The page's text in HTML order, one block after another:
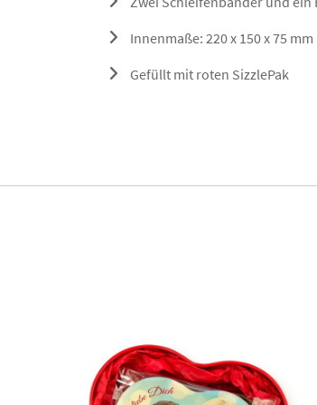
Innenmaße: 220 x 150 x 75 mm
Gefüllt mit roten SizzlePak